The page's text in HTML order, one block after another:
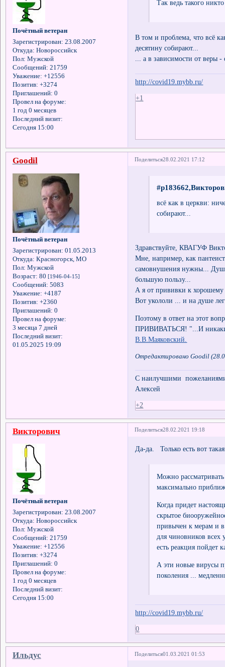
Почётный ветеран
Зарегистрирован: 23.08.2007
Откуда: Новороссийск
Пол: Мужской
Сообщений: 21759
Уважение: +12556
Позитив: +3274
Приглашений: 0
Провел на форуме:
1 год 0 месяцев
Последний визит:
Сегодня 15:00
Так ведь такого
В том и проблема, что всё
десятину собирают...
... а в зависимости от
http://covid19.mybb.ru/
+1
Поделиться28.02.2021 17:12
Goodil
Почётный ветеран
Зарегистрирован: 01.05.2013
Откуда: Красногорск, МО
Пол: Мужской
Возраст: 80 [1946-04-15]
Сообщений: 5083
Уважение: +4187
Позитив: +2360
Приглашений: 0
Провел на форуме:
3 месяца 7 дней
Последний визит:
01.05.2025 19:09
всё как в церкви:
собирают...
Здравствуйте, КВАГУФ
Мне, например, как
самовнушения нужны...
большую пользу...
А я от прививки к
Вот укололи ... и на душе
Поэтому в ответ на этот
ПРИВИВАТЬСЯ! "...И
В.В.Маяковский.
Отредактировано Goodil
С наилучшими пожеланиями
Алексей
+2
Поделиться28.02.2021 19:18
Викторович
Почётный ветеран
Зарегистрирован: 23.08.2007
Откуда: Новороссийск
Пол: Мужской
Сообщений: 21759
Уважение: +12556
Позитив: +3274
Приглашений: 0
Провел на форуме:
1 год 0 месяцев
Последний визит:
Сегодня 15:00
Да-да. Только есть вот
Можно
максимально
Когда придет
скрытое
привычен к мерам и в
для чиновников всех
есть реакция пойдет
А эти новые вирусы
поколения ...
http://covid19.mybb.ru/
0
Поделиться01.03.2021 01:53
Ильдус